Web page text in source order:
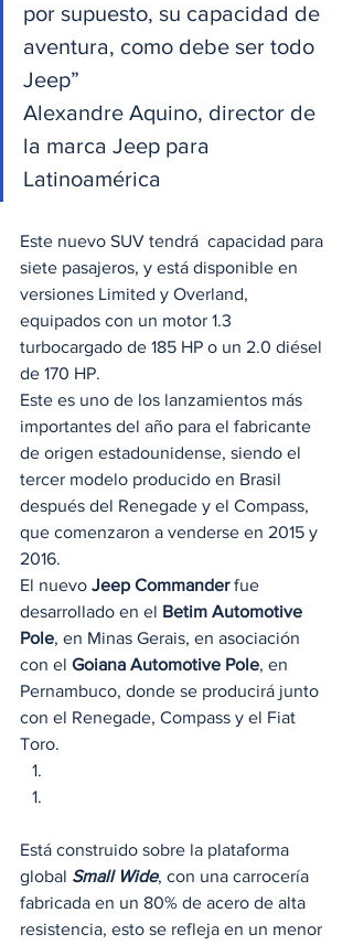
por supuesto, su capacidad de
aventura, como debe ser todo
Jeep”
Alexandre Aquino, director de
la marca Jeep para
Latinoamérica
Este nuevo SUV tendrá  capacidad para
siete pasajeros, y está disponible en
versiones Limited y Overland,
equipados con un motor 1.3
turbocargado de 185 HP o un 2.0 diésel
de 170 HP.
Este es uno de los lanzamientos más
importantes del año para el fabricante
de origen estadounidense, siendo el
tercer modelo producido en Brasil
después del Renegade y el Compass,
que comenzaron a venderse en 2015 y
2016.
El nuevo Jeep Commander fue
desarrollado en el Betim Automotive
Pole, en Minas Gerais, en asociación
con el Goiana Automotive Pole, en
Pernambuco, donde se producirá junto
con el Renegade, Compass y el Fiat
Toro.
Está construido sobre la plataforma
global Small Wide, con una carrocería
fabricada en un 80% de acero de alta
resistencia, esto se refleja en un menor